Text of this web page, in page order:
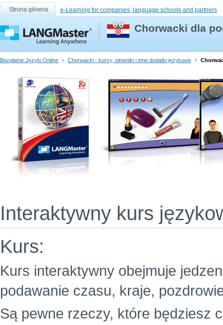
Strona główna e-Learning for companies, language schools and partners
Chorwacki dla
Bezpłatne Języki Online Chorwacki - kursy, słowniki i inne dodatki językowe
Interaktywny kurs
Kurs:
Kurs interaktywny obejmuje
podawanie czasu, kraje,
Są pewne rzeczy, które będziesz